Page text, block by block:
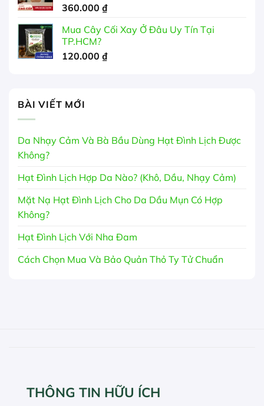
360.000 ₫
Mua Cây Cối Xay Ở Đâu Uy Tín Tại
TP.HCM?
120.000 ₫
BÀI VIẾT MỚI
Da Nhạy Cảm Và Bà Bầu Dùng Hạt Đình Lịch Được
Không?
Hạt Đình Lịch Hợp Da Nào? (Khô, Dầu, Nhạy Cảm)
Mặt Nạ Hạt Đình Lịch Cho Da Dầu Mụn Có Hợp
Không?
Hạt Đình Lịch Với Nha Đam
Cách Chọn Mua Và Bảo Quản Thỏ Ty Tử Chuẩn
THÔNG TIN HỮU ÍCH